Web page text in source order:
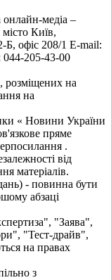
онлайн-медіа –
Київ,
офіс 208/1 E-mail:
044-205-43-00
розміщених на
на
« Новини України
пряме
.
від
матеріалів.
- повинна бути
абзаці
"Заява",
"Тест-драйв",
на правах
з